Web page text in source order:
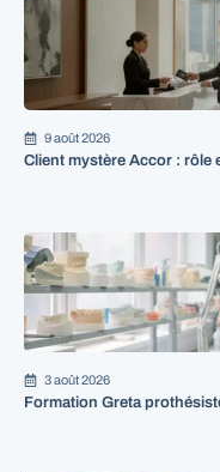
9 août 2026
Client mystère Accor : rôle
3 août 2026
Formation Greta